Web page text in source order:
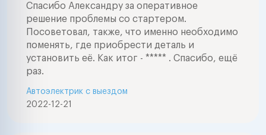
Спасибо Александру за оперативное
решение проблемы со стартером.
Посоветовал, также, что именно необходимо
поменять, где приобрести деталь и
установить её. Как итог - ***** . Спасибо, ещё
раз.
2022-12-21
Автоэлектрик с выездом